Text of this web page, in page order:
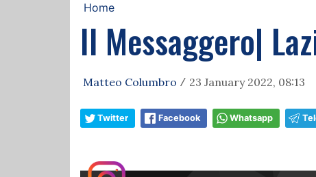
Home
Il Messaggero|
Matteo Columbro / 23 January 2022, 08:13
Twitter Facebook Whatsapp